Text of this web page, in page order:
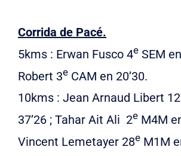
Corrida de Pacé.
5kms : Erwan Fusco 4e SEM
Robert 3e CAM en 20’30.
10kms : Jean Arnaud Libert 12
37’26 ; Tahar Ait Ali 2e M4M
Vincent Lemetayer 28e M1M